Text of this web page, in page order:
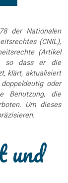
der Nationalen
(CNIL),
(Artikel
so dass er die
klärt, aktualisiert
oder
Benutzung, die
Um dieses
und